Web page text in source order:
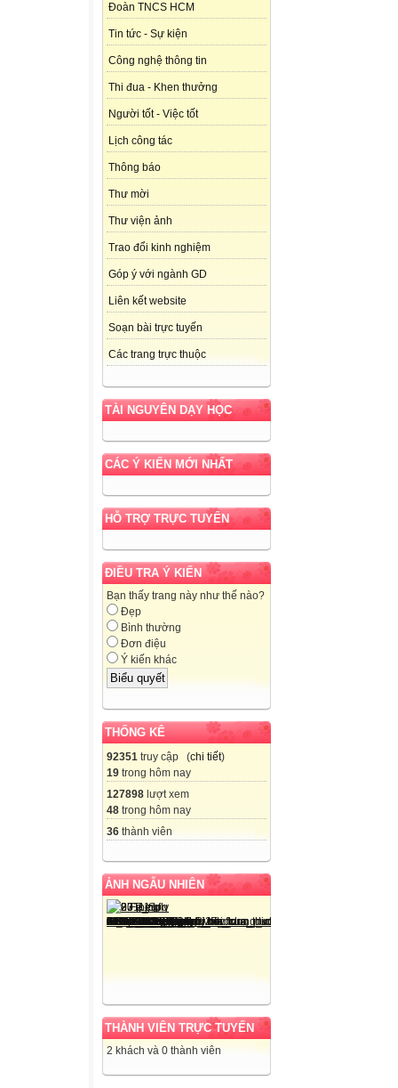
Đoàn TNCS HCM
Tin tức - Sự kiện
Công nghệ thông tin
Thi đua - Khen thưởng
Người tốt - Việc tốt
Lịch công tác
Thông báo
Thư mời
Thư viện ảnh
Trao đổi kinh nghiệm
Góp ý với ngành GD
Liên kết website
Soạn bài trực tuyến
Các trang trực thuộc
TÀI NGUYÊN DẠY HỌC
CÁC Ý KIẾN MỚI NHẤT
HỖ TRỢ TRỰC TUYẾN
ĐIỀU TRA Ý KIẾN
Bạn thấy trang này như thế nào?
Đẹp
Bình thường
Đơn điệu
Ý kiến khác
THỐNG KÊ
92351 truy cập (chi tiết)
19 trong hôm nay
127898 lượt xem
48 trong hôm nay
36 thành viên
ẢNH NGẪU NHIÊN
THÀNH VIÊN TRỰC TUYẾN
2 khách và 0 thành viên